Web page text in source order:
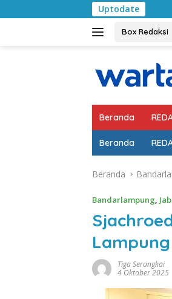
ke
Uptodate
Box Redaksi
Beranda
Beranda
Beranda
Bandarlampung,
Lampung
Tiga Serangkai
4 Oktober 2025